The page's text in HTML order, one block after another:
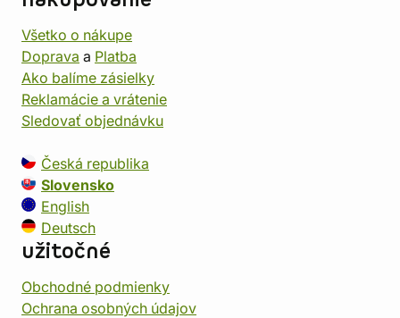
Všetko o nákupe
Doprava a Platba
Ako balíme zásielky
Reklamácie a vrátenie
Sledovať objednávku
Česká republika
Slovensko
English
Deutsch
užitočné
Obchodné podmienky
Ochrana osobných údajov